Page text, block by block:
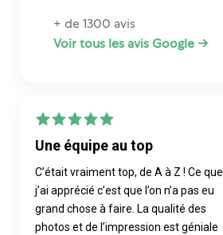
+ de 1300 avis
Voir tous les avis Google →
Une équipe au top
C’était vraiment top, de A à Z ! Ce que
j’ai apprécié c’est que l’on n’a pas eu
grand chose à faire. La qualité des
photos et de l’impression est géniale